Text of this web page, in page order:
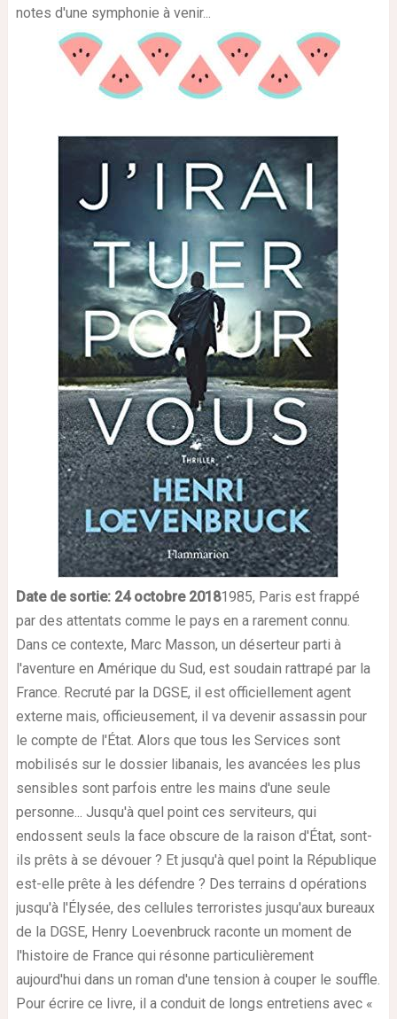
notes d'une symphonie à venir...
Date de sortie: 24 octobre20181985, Paris est frappé
par des attentats comme le pays en a rarement connu.
Dans ce contexte, Marc Masson, un déserteur parti à
l'aventure en Amérique du Sud, est soudain rattrapé par la
France. Recruté par la DGSE, il est officiellement agent
externe mais, officieusement, il va devenir assassin pour
le compte de l'État. Alors que tous les Services sont
mobilisés sur le dossier libanais, les avancées les plus
sensibles sont parfois entre les mains d'une seule
personne... Jusqu'à quel point ces serviteurs, qui
endossent seuls la face obscure de la raison d'État, sont-
ils prêts à se dévouer ? Et jusqu'à quel point la République
est-elle prête à les défendre ? Des terrains d opérations
jusqu'à l'Élysée, des cellules terroristes jusqu'aux bureaux
de la DGSE, Henry Loevenbruck raconte un moment de
l'histoire de France qui résonne particulièrement
aujourd'hui dans un roman d'une tension à couper le souffle.
Pour écrire ce livre, il a conduit de longs entretiens avec «